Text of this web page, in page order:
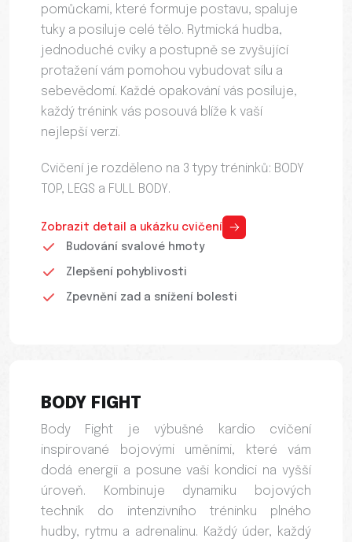
pomůckami, které formuje postavu, spaluje
tuky a posiluje celé tělo. Rytmická hudba,
jednoduché cviky a postupně se zvyšující
protažení vám pomohou vybudovat sílu a
sebevědomí. Každé opakování vás posiluje,
každý trénink vás posouvá blíže k vaší
nejlepší verzi.
Cvičení je rozděleno na 3 typy tréninků: BODY
TOP, LEGS a FULL BODY.
Zobrazit detail a ukázku cvičení
Budování svalové hmoty
Zlepšení pohyblivosti
Zpevnění zad a snížení bolesti
BODY FIGHT
Body Fight je výbušné kardio cvičení
inspirované bojovými uměními, které vám
dodá energii a posune vaši kondici na vyšší
úroveň. Kombinuje dynamiku bojových
technik do intenzivního tréninku plného
hudby, rytmu a adrenalinu. Každý úder, každý